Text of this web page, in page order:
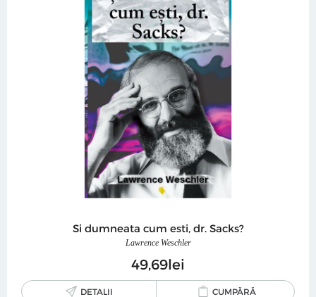
Si dumneata cum esti, dr. Sacks?
Lawrence Weschler
49 69lei
DETALII CUMPĂRĂ